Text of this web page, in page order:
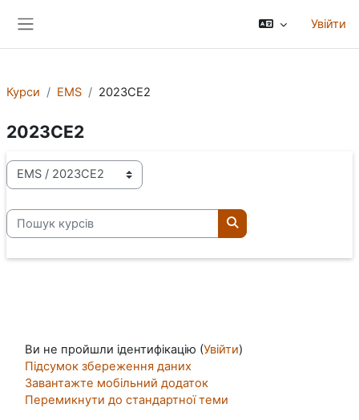
Увійти
Курси EMS 2023CE2
2023CE2
Категорії курсів
Пошук курсів
Пошук курсів
Ви не пройшли ідентифікацію (Увійти)
Підсумок збереження даних
Завантажте мобільний додаток
Перемикнути до стандартної теми